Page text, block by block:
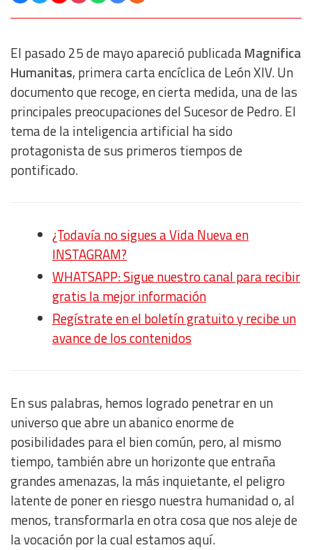
El pasado 25 de mayo apareció publicadaMagnifica
Humanitas, primera carta encíclica de León XIV. Un
documento que recoge, en cierta medida, una de las
principales preocupaciones del Sucesor de Pedro. El
tema de la inteligencia artificial ha sido
protagonista de sus primeros tiempos de
pontificado.
¿Todavía no sigues a Vida Nueva en
INSTAGRAM?
WHATSAPP: Sigue nuestro canal para recibir
gratis la mejor información
Regístrate en el boletín gratuito y recibe un
avance de los contenidos
En sus palabras, hemos logrado penetrar en un
universo que abre un abanico enorme de
posibilidades para el bien común, pero, al mismo
tiempo, también abre un horizonte que entraña
grandes amenazas, la más inquietante, el peligro
latente de poner en riesgo nuestra humanidad o, al
menos, transformarla en otra cosa que nos aleje de
la vocación por la cual estamos aquí.